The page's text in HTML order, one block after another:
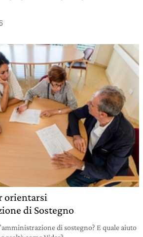
orientarsi
di Sostegno
di sostegno? E quale aiuto